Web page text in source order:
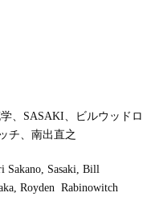
、SASAKI、ビルウッドロ
チ、南出直之
Sakano, Sasaki, Bill
Royden Rabinowitch